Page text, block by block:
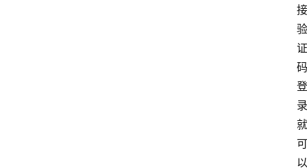
接
验
证
码
登
录
就
可
以